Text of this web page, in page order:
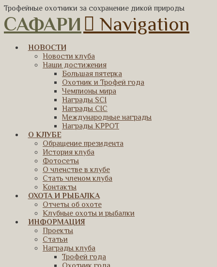
Трофейные охотники за сохранение дикой природы
САФАРИ Navigation
НОВОСТИ
Новости клуба
Наши достижения
Большая пятерка
Охотник и Трофей года
Чемпионы мира
Награды SCI
Награды CIC
Международные награды
Награды КРРОТ
О КЛУБЕ
Обращение президента
История клуба
Фотосеты
О членстве в клубе
Стать членом клуба
Контакты
ОХОТА И РЫБАЛКА
Отчеты об охоте
Клубные охоты и рыбалки
ИНФОРМАЦИЯ
Проекты
Статьи
Награды клуба
Трофей года